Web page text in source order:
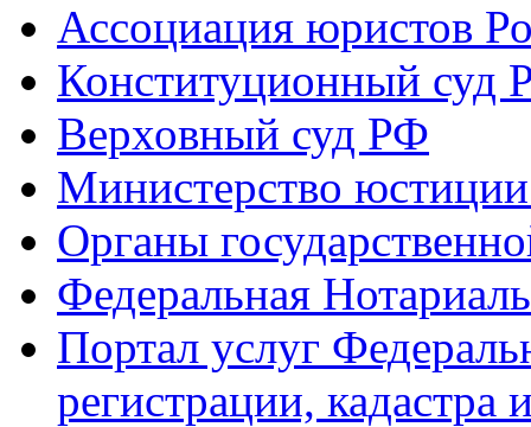
Ассоциация юристов
Конституционный суд
Верховный суд РФ
Министерство
Органы
Федеральная
Портал услуг
регистрации, кадастра